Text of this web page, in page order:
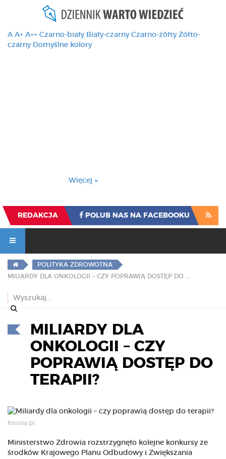
A A+ A++ Czarno-biały Biały-czarny Czarno-żółty Żółto-
czarny Domyślne kolory
Więcej »
REDAKCJA POLUB NAS NA FACEBOOKU
POLITYKA ZDROWOTNA
MILIARDY DLA
ONKOLOGII – CZY
POPRAWIĄ DOSTĘP DO
TERAPII?
fotolia.pl
Ministerstwo Zdrowia rozstrzygnęło kolejne konkursy ze
środków Krajowego Planu Odbudowy i Zwiększania